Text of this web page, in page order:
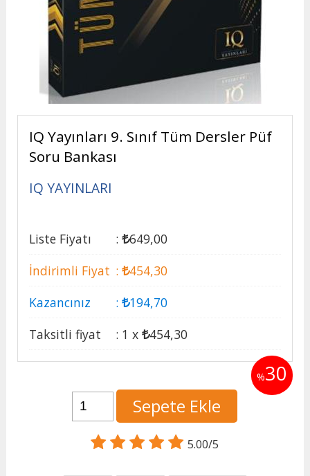
IQ Yayınları 9. Sınıf Tüm Dersler Püf
Soru Bankası
IQ YAYINLARI
Liste Fiyatı : 649,00
İndirimli Fiyat : 454,30
Kazancınız
: 194,70
Taksitli fiyat
: 1 x 454,30
%30
Sepete Ekle
5.00/5